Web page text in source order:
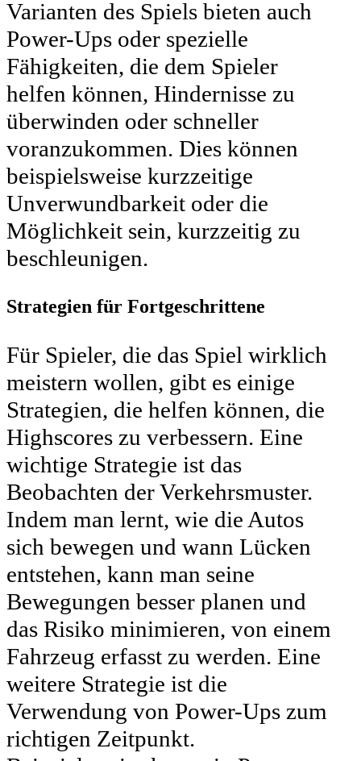
Varianten des Spiels bieten auch
Power-Ups oder spezielle
Fähigkeiten, die dem Spieler
helfen können, Hindernisse zu
überwinden oder schneller
voranzukommen. Dies können
beispielsweise kurzzeitige
Unverwundbarkeit oder die
Möglichkeit sein, kurzzeitig zu
beschleunigen.
Strategien für Fortgeschrittene
Für Spieler, die das Spiel wirklich
meistern wollen, gibt es einige
Strategien, die helfen können, die
Highscores zu verbessern. Eine
wichtige Strategie ist das
Beobachten der Verkehrsmuster.
Indem man lernt, wie die Autos
sich bewegen und wann Lücken
entstehen, kann man seine
Bewegungen besser planen und
das Risiko minimieren, von einem
Fahrzeug erfasst zu werden. Eine
weitere Strategie ist die
Verwendung von Power-Ups zum
richtigen Zeitpunkt.